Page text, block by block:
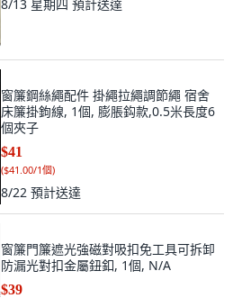
8/13 星期四 預計送達
窗簾鋼絲繩配件 掛繩拉繩調節繩 宿舍
床簾掛鉤線, 1個, 膨脹鈎款,0.5米長度6
個夾子
$41
($41.00/1個)
8/22 預計送達
窗簾門簾遮光強磁對吸扣免工具可拆卸
防漏光對扣金屬鈕釦, 1個, N/A
$39